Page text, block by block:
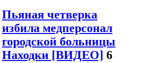
Пьяная четверка
избила медперсонал
городской больницы
Находки [ВИДЕО] 6